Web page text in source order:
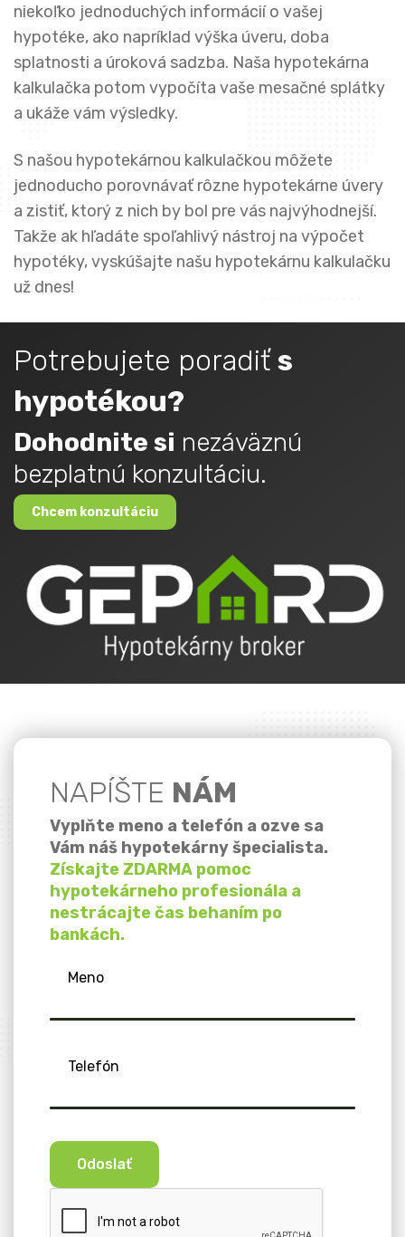
niekoľko jednoduchých informácií o vašej
hypotéke, ako napríklad výška úveru, doba
splatnosti a úroková sadzba. Naša hypotekárna
kalkulačka potom vypočíta vaše mesačné splátky
a ukáže vám výsledky.
S našou hypotekárnou kalkulačkou môžete
jednoducho porovnávať rôzne hypotekárne úvery
a zistiť, ktorý z nich by bol pre vás najvýhodnejší.
Takže ak hľadáte spoľahlivý nástroj na výpočet
hypotéky, vyskúšajte našu hypotekárnu kalkulačku
už dnes!
Potrebujete poradiťs
hypotékou?
Dohodnite si nezáväznú
bezplatnú konzultáciu.
Chcem konzultáciu
NAPÍŠTE NÁM
Vyplňte meno a telefón a ozve sa
Vám náš hypotekárny špecialista.
Získajte ZDARMA pomoc
hypotekárneho profesionála a
nestrácajte čas behaním po
bankách.
Meno
Telefón
Odoslať